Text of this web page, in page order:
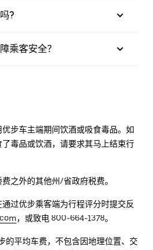
?
乘客安全？
步车主端期间饮酒或吸食毒品。如
毒品或饮酒，请要求其马上结束行
之外的其他州/省政府税费。
过优步乘客端为行程评分时提交反
，或致电 800-664-1378。
的平均车费，不包含因地理位置、交